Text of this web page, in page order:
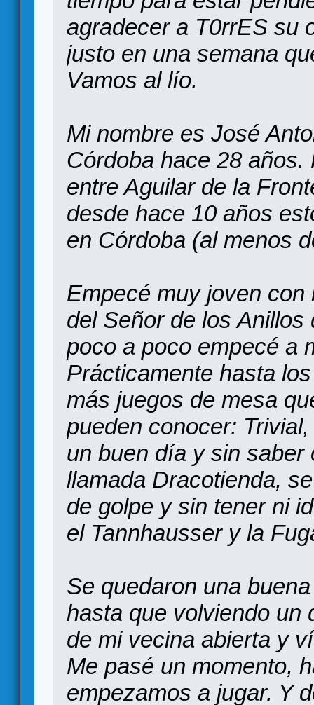
agradecer a T0rrES su
justo en una semana
Vamos al lío.
Mi nombre es José
Córdoba hace 28
entre Aguilar de la
desde hace 10 años
en Córdoba (al menos
Empecé muy joven
del Señor de los
poco a poco empecé a
Prácticamente hasta
más juegos de mesa
pueden conocer:
un buen día y sin
llamada Dracotienda,
de golpe y sin tener ni
el Tannhausser y la
Se quedaron una
hasta que volviendo un
de mi vecina abierta y
Me pasé un momento,
empezamos a jugar. Y